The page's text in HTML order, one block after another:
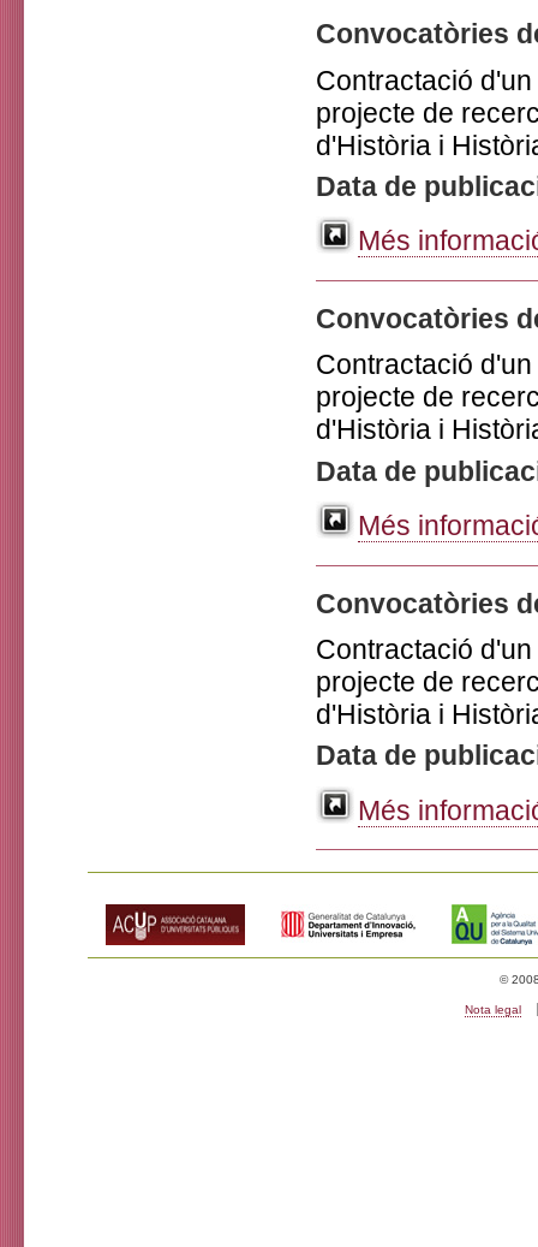
Convocatòries
Contractació
projecte de
d'Història i
Data de
Més
Convocatòries
Contractació
projecte de
d'Història i
Data de
Més
Convocatòries
Contractació
projecte de
d'Història i
Data de
Més
©
Nota legal